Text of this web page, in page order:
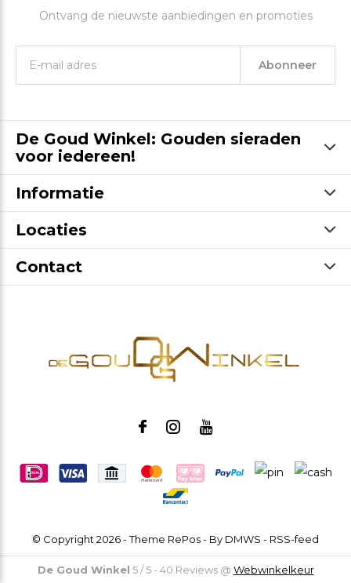
Ontvang de nieuwste aanbiedingen en promoties
Abonneer
De Goud Winkel: Gouden sieraden
voor iedereen!
Informatie
Locaties
Contact
© Copyright 2026- Theme RePos - By DMWS - RSS-feed
De Goud Winkel 5/5- 40 Reviews @ Webwinkelkeur